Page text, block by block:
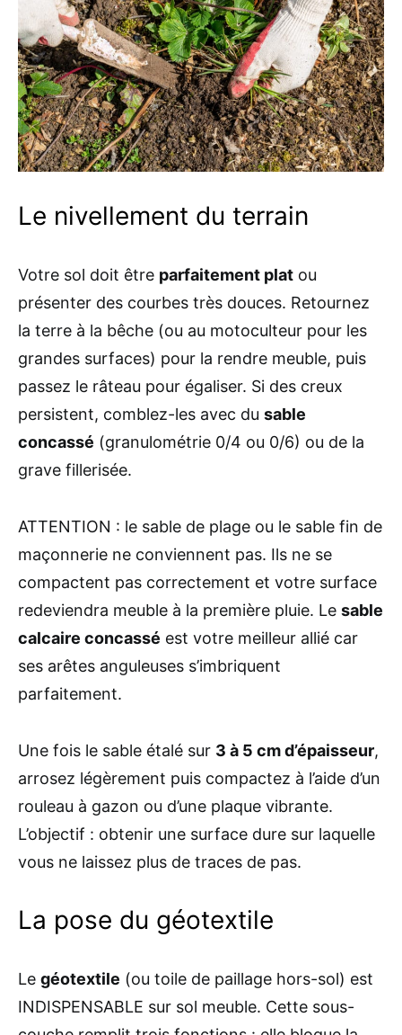
Le nivellement du terrain
Votre sol doit être parfaitement plat ou
présenter des courbes très douces. Retournez
la terre à la bêche (ou au motoculteur pour les
grandes surfaces) pour la rendre meuble, puis
passez le râteau pour égaliser. Si des creux
persistent, comblez-les avec du sable
concassé (granulométrie 0/4 ou 0/6) ou de la
grave fillerisée.
ATTENTION : le sable de plage ou le sable fin de
maçonnerie ne conviennent pas. Ils ne se
compactent pas correctement et votre surface
redeviendra meuble à la première pluie. Le sable
calcaire concassé est votre meilleur allié car
ses arêtes anguleuses s’imbriquent
parfaitement.
Une fois le sable étalé sur 3 à 5 cm d’épaisseur,
arrosez légèrement puis compactez à l’aide d’un
rouleau à gazon ou d’une plaque vibrante.
L’objectif : obtenir une surface dure sur laquelle
vous ne laissez plus de traces de pas.
La pose du géotextile
Le géotextile (ou toile de paillage hors-sol) est
INDISPENSABLE sur sol meuble. Cette sous-